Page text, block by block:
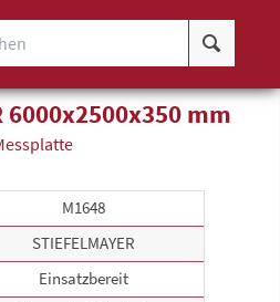
6000x2500x350 mm
M1648
STIEFELMAYER
Einsatzbereit